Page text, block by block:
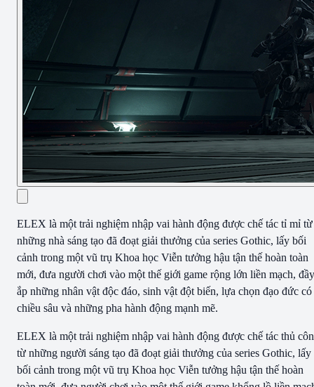
ELEX là một trải nghiệm nhập vai hành động được chế tác tỉ mỉ từ
những nhà sáng tạo đã đoạt giải thưởng của series Gothic, lấy bối
cảnh trong một vũ trụ Khoa học Viễn tưởng hậu tận thế hoàn toàn
mới, đưa người chơi vào một thế giới game rộng lớn liền mạch, đầy
ắp những nhân vật độc đáo, sinh vật đột biến, lựa chọn đạo đức có
chiều sâu và những pha hành động mạnh mẽ.
ELEX là một trải nghiệm nhập vai hành động được chế tác thủ
từ những người sáng tạo đã đoạt giải thưởng của series Gothic, lấy
bối cảnh trong một vũ trụ Khoa học Viễn tưởng hậu tận thế hoàn